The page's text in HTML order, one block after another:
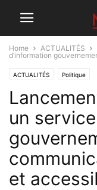
Home ACTUALITÉS
d’information
ACTUALITÉS Politique
un
et